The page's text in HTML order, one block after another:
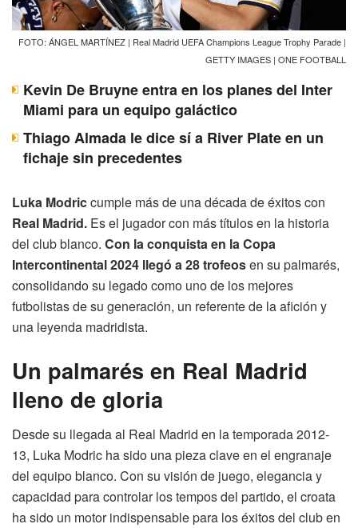
FOTO: ÁNGEL MARTÍNEZ | Real Madrid UEFA Champions League Trophy Parade |
GETTY IMAGES | ONE FOOTBALL
Kevin De Bruyne entra en los planes del Inter
Miami para un equipo galáctico
Thiago Almada le dice sí a River Plate en un
fichaje sin precedentes
Luka Modriccumple más de una década de éxitos con
Real Madrid. Es el jugador con más títulos en la historia
del club blanco. Con la conquista en la Copa
Intercontinental 2024 llegó a 28 trofeosen su palmarés,
consolidando su legado como uno de los mejores
futbolistas de su generación, un referente de la afición y
una leyenda madridista.
Un palmarés en Real Madrid
lleno de gloria
Desde su llegada al Real Madrid en la temporada 2012-
13, Luka Modric ha sido una pieza clave en el engranaje
del equipo blanco. Con su visión de juego, elegancia y
capacidad para controlar los tempos del partido, el croata
ha sido un motor indispensable para los éxitos del club en